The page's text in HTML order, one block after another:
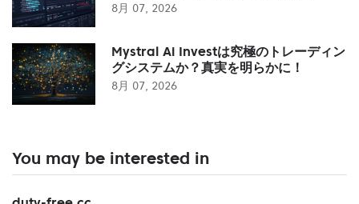
8月 07, 2026
Mystral Ai Investは究極のトレーディン
グシステムか？真実を明らかに！
8月 07, 2026
You may be interested in